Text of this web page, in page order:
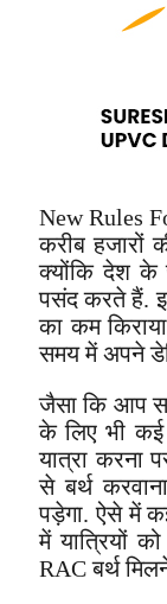
New Rules
करीब हजारों
क्योंकि देश के
पसंद करते हैं.
का कम
समय में अपने
जैसा कि आप
के लिए भी कई
यात्रा
से बर्थ
पड़ेगा. ऐसे में
में यात्रियों
RAC बर्थ